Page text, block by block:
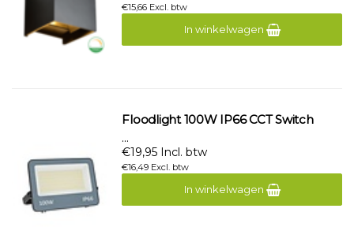
€15,66 Excl. btw
In winkelwagen
Floodlight 100W IP66 CCT Switch
...
€19,95 Incl. btw
€16,49 Excl. btw
In winkelwagen